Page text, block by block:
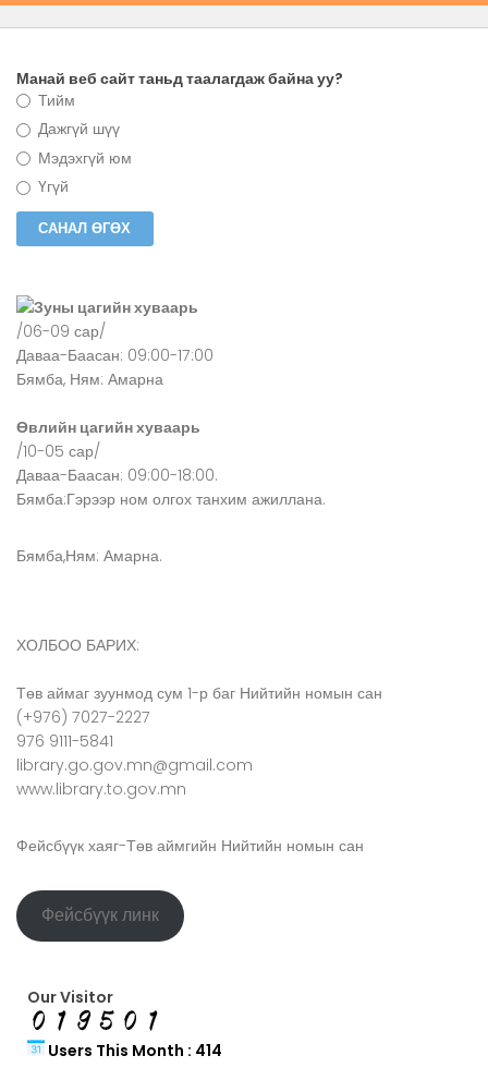
Манай веб сайт таньд таалагдаж байна уу?
Тийм
Дажгүй шүү
Мэдэхгүй юм
Үгүй
Зуны цагийн хуваарь
/06-09 сар/
Даваа-Баасан: 09:00-17:00
Бямба, Ням: Амарна
Өвлийн цагийн хуваарь
/10-05 сар/
Даваа-Баасан: 09:00-18:00.
Бямба:Гэрээр ном олгох танхим ажиллана.
Бямба,Ням: Амарна.
ХОЛБОО БАРИХ:
Төв аймаг зуунмод сум 1-р баг Нийтийн номын сан
(+976) 7027-2227
976 9111-5841
library.go.gov.mn@gmail.com
www.library.to.gov.mn
Фейсбүүк хаяг-Төв аймгийн Нийтийн номын сан
Фейсбүүк линк
Our Visitor
Users This Month : 414